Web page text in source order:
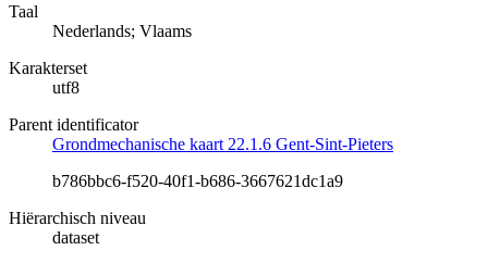
Taal
Nederlands; Vlaams
Karakterset
utf8
Parent identificator
Grondmechanische kaart 22.1.6 Gent-Sint-Pieters
b786bbc6-f520-40f1-b686-3667621dc1a9
Hiërarchisch niveau
dataset